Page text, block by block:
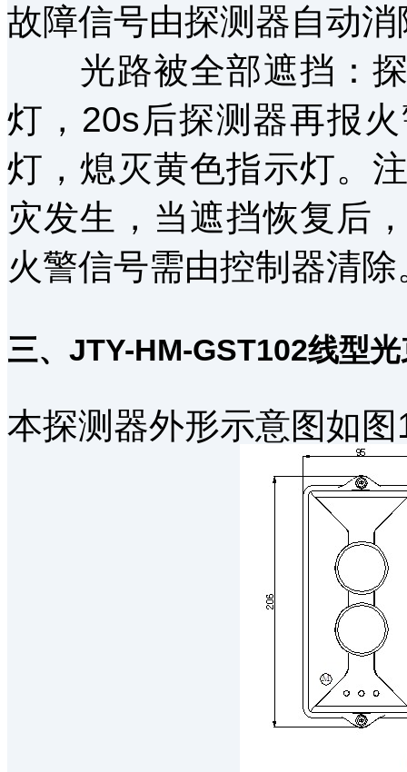
故障信号由探测器自动消
光路被全部遮挡：探
灯，20s后探测器再报
灯，熄灭黄色指示灯。
灾发生，当遮挡恢复后
火警信号需由控制器清除
三、JTY-HM-GST102线型
本探测器外形示意图如